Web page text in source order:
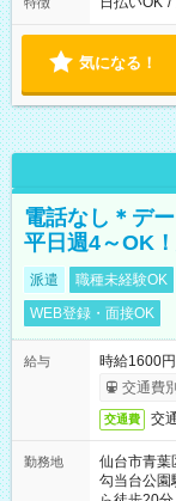
気になる！
電話なし＊デ
平日週4～OK
派遣 職種未経験OK
WEB登録・面接OK
給与
時給1600
交通費
交通費 交
勤務地
仙台市青葉
勾当台公園